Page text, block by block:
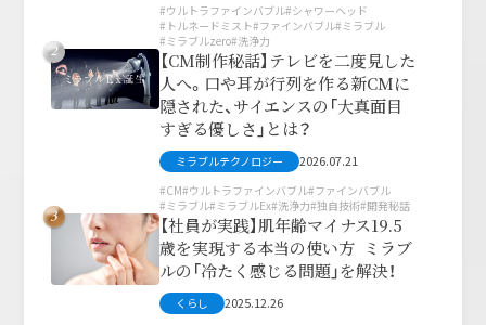
ウルトラファインバブル シャワーヘッド
トルネードミスト ファインバブル ミラブル
ミラブルzero 洗浄力
2
【CM制作秘話】テレビを二度見した
人へ。口や耳が行列を作る新CMに
隠された、サイエンスの「大真面目
すぎる優しさ」とは？
ミラブルテクノロジー 2026.07.21
CM ウルトラファインバブル ファインバブル
ミラブル ミラブルEx 洗浄力 独自技術 開発秘話
3
【社員が実践】肌年齢マイナス19.5
歳を実現する本当の使い方 ミラブ
ルの「冷たく感じる問題」を解決！
くらし 2025.12.26